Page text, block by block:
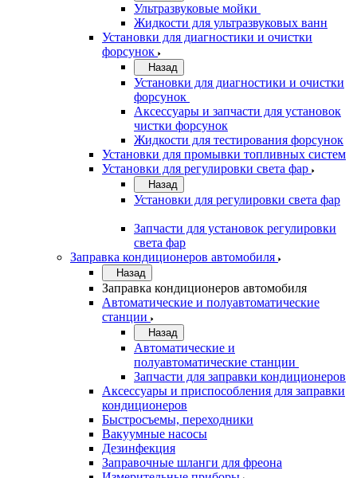
Ультразвуковые мойки
Жидкости для ультразвуковых ванн
Установки для диагностики и очистки
форсунок
Назад
Установки для диагностики и очистки
форсунок
Аксессуары и запчасти для установок
чистки форсунок
Жидкости для тестирования форсунок
Установки для промывки топливных систем
Установки для регулировки света фар
Назад
Установки для регулировки света фар
Запчасти для установок регулировки
света фар
Заправка кондиционеров автомобиля
Назад
Заправка кондиционеров автомобиля
Автоматические и полуавтоматические
станции
Назад
Автоматические и
полуавтоматические станции
Запчасти для заправки кондиционеров
Аксессуары и приспособления для заправки
кондиционеров
Быстросъемы, переходники
Вакуумные насосы
Дезинфекция
Заправочные шланги для фреона